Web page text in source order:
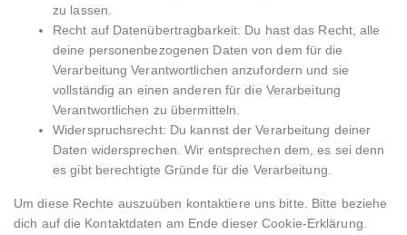
zu lassen.
Recht auf Datenübertragbarkeit: Du hast das Recht, alle
deine personenbezogenen Daten von dem für die
Verarbeitung Verantwortlichen anzufordern und sie
vollständig an einen anderen für die Verarbeitung
Verantwortlichen zu übermitteln.
Widerspruchsrecht: Du kannst der Verarbeitung deiner
Daten widersprechen. Wir entsprechen dem, es sei denn
es gibt berechtigte Gründe für die Verarbeitung.
Um diese Rechte auszuüben kontaktiere uns bitte. Bitte beziehe
dich auf die Kontaktdaten am Ende dieser Cookie-Erklärung.